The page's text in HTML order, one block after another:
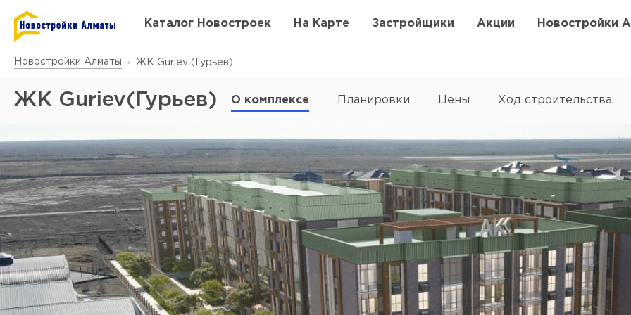
Каталог Новостроек На Карте Застройщики Акции Новостройки
Новостройки Алматы ЖК Guriev (Гурьев)
ЖК Guriev(Гурьев) О комплексе Планировки Цены Ход строительства